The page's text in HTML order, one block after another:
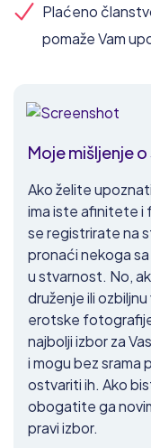
Plaćeno
pomaže Vam
Moje mišljenje
Ako želite
ima iste afinitete i
se registrirate na
pronaći nekoga
u stvarnost. No,
druženje ili
erotske
najbolji izbor za
i mogu bez srama
ostvariti ih. Ako
obogatite ga
pravi izbor.